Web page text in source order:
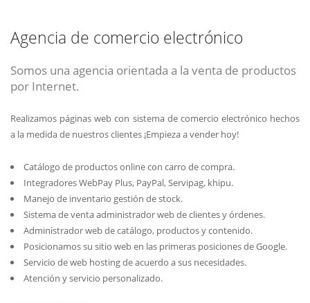
Agencia de comercio electrónico
Somos una agencia orientada a la venta de productos
por Internet.
Realizamos páginas web con sistema de comercio electrónico hechos
a la medida de nuestros clientes ¡Empieza a vender hoy!
Catálogo de productos online con carro de compra.
Integradores WebPay Plus, PayPal, Servipag, khipu.
Manejo de inventario gestión de stock.
Sistema de venta administrador web de clientes y órdenes.
Administrador web de catálogo, productos y contenido.
Posicionamos su sitio web en las primeras posiciones de Google.
Servicio de web hosting de acuerdo a sus necesidades.
Atención y servicio personalizado.